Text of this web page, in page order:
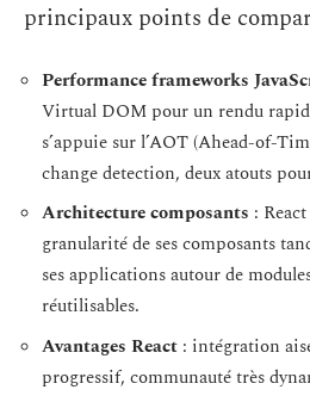
principaux points de
Performance frameworks
Virtual DOM pour un rendu
s’appuie sur l’AOT (Ahead-of-
change detection, deux atouts
Architecture composants :
granularité de ses composants
ses applications autour de
réutilisables.
Avantages React : intégration
progressif, communauté très